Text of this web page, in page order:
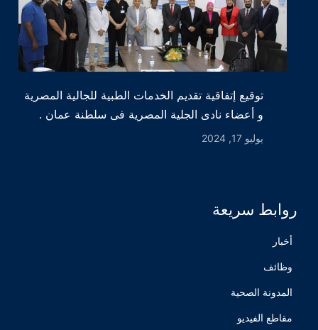
توقيع إتفاقية تقديم الخدمات الطبية للجالية المصرية
و أعضاء نادى الجلية المصرية فى سلطنة عمان .
يوليو 17, 2024
روابط سريعة
أخبار
وظائف
المدونة الصحية
مقاطع الفيديو